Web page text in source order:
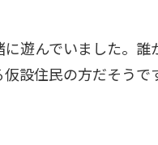
遊んでいました。誰
設住民の方だそうで